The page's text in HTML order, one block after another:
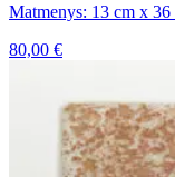
Matmenys: 13 cm x 36
80,00 €